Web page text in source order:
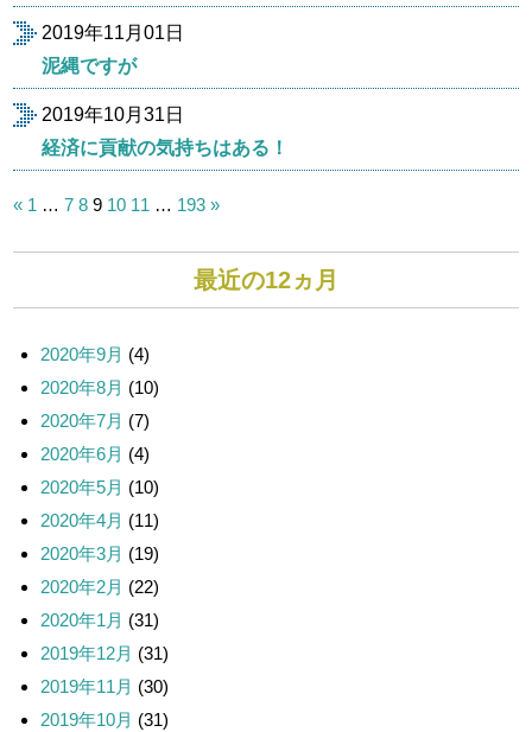
2019年11月01日
泥縄ですが
2019年10月31日
経済に貢献の気持ちはある！
投
の
送
« 1 … 7 8 9 10 11 … 193 »
最近の12ヵ月
2020年9月 (4)
2020年8月 (10)
2020年7月 (7)
2020年6月 (4)
2020年5月 (10)
2020年4月 (11)
2020年3月 (19)
2020年2月 (22)
2020年1月 (31)
2019年12月 (31)
2019年11月 (30)
2019年10月 (31)